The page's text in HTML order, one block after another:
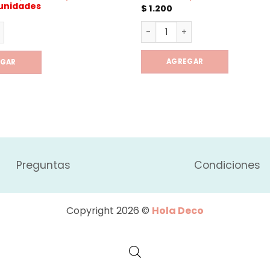
Apto Stanley 1.2lts - Olitas cantidad
$ 1.200
Pack x3 Limpia Bombilla
AGREGAR
Preguntas Condiciones
Copyright 2026 © Hola Deco